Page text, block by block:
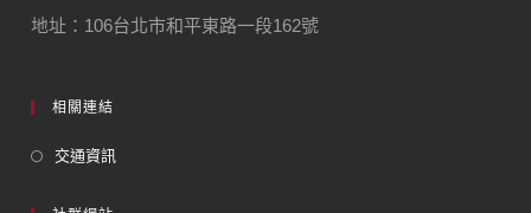
地址：106台北市和平東路一段162號
相關連結
交通資訊